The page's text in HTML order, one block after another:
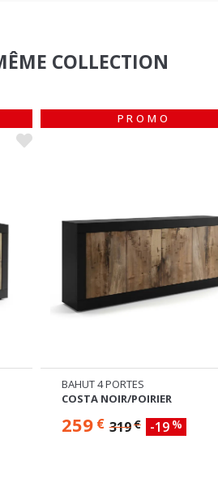
COLLECTION
PROMO
BAHUT 4 PORTES
COSTA NOIR/POIRIER
259 € 319€ -19 %